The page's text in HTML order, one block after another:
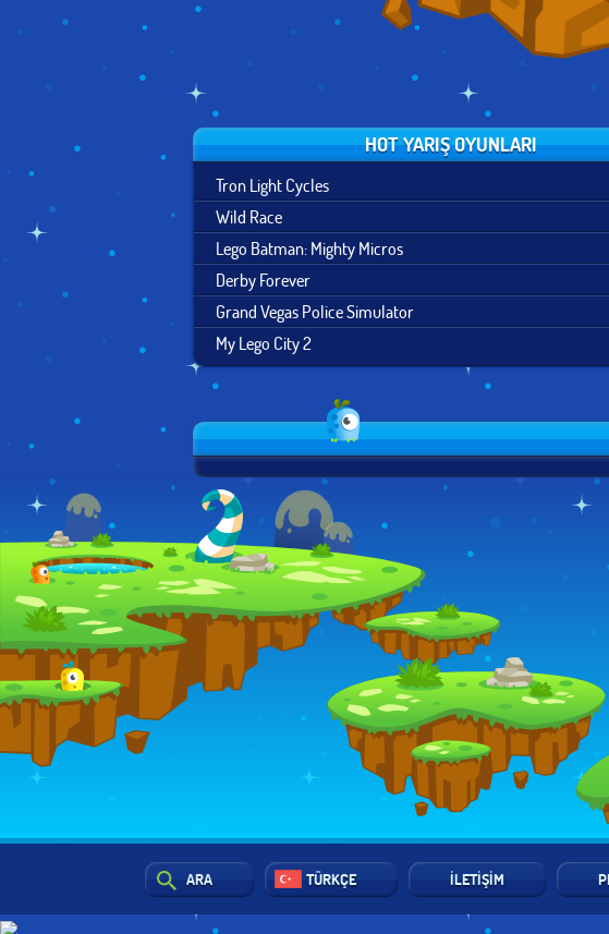
HOT YARIŞ OYUNLARI
Tron Light Cycles
Wild Race
Lego Batman: Mighty Micros
Derby Forever
Grand Vegas Police Simulator
My Lego City 2
ARA TÜRKÇE İLETIŞIM